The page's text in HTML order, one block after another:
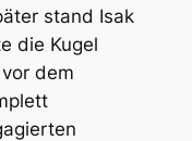
stand Isak
die Kugel
dem